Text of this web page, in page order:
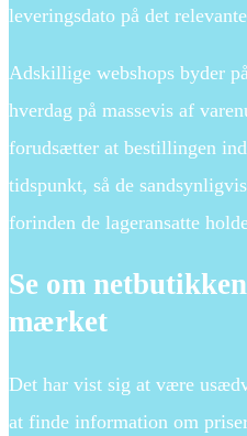
leveringsdato på det
Adskillige webshops byder
hverdag på massevis af
forudsætter at bestillingen
tidspunkt, så de
forinden de lageransatte
Se om
mærket
Det har vist sig at være
at finde information om